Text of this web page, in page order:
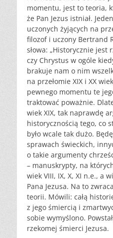
momentu, jest to teoria,
że Pan Jezus istniał.
uczonych żyjących na
filozof i uczony Bertrand
słowa: „Historycznie jest
czy Chrystus w ogóle
brakuje nam o nim
na przełomie XIX i XX
pewnego momentu te
traktować poważnie.
wiek XIX, tak naprawdę
historycznością tego, co
było wcale tak dużo.
sprawach świeckich,
o takie argumenty
– manuskrypty, na
wiek VIII, IX, X, XI n.e., a
Pana Jezusa. Na to
teorii. Mówili: całą
z jego śmiercią i
sobie wymyślono.
rzekomej śmierci Jezusa.